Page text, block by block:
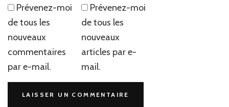
Prévenez-moi
de tous les
nouveaux
commentaires
par e-mail.
Prévenez-moi
de tous les
nouveaux
articles par e-
mail.